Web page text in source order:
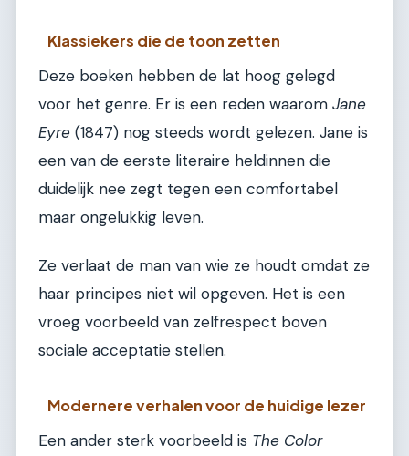
Klassiekers die de toon zetten
Deze boeken hebben de lat hoog gelegd
voor het genre. Er is een reden waarom Jane
Eyre (1847) nog steeds wordt gelezen. Jane is
een van de eerste literaire heldinnen die
duidelijk nee zegt tegen een comfortabel
maar ongelukkig leven.
Ze verlaat de man van wie ze houdt omdat ze
haar principes niet wil opgeven. Het is een
vroeg voorbeeld van zelfrespect boven
sociale acceptatie stellen.
Modernere verhalen voor de huidige lezer
Een ander sterk voorbeeld is The Color